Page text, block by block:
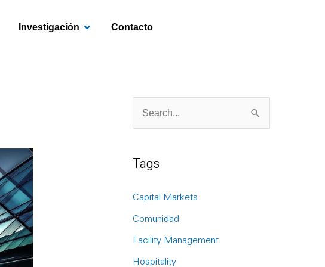
Investigación OPEN INVESTIGACIÓN
Contacto
a
c
h
Tags
Capital Markets
Comunidad
Facility Management
Hospitality